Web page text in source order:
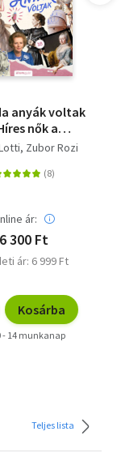
anyák voltak
nők a
Zubor Rozi
ár:
6 300 Ft
ár: 6 999 Ft
Kosárba
- 14 munkanap
Teljes lista